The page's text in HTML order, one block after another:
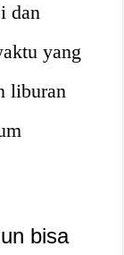
dan
yang
liburan
bisa